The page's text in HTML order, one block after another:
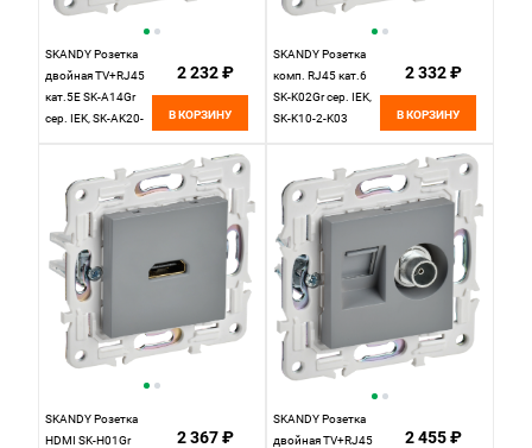
SKANDY Розетка
двойная TV+RJ45
кат.5E SK-A14Gr
сер. IEK, SK-AK20-
2 232 ₽
В КОРЗИНУ
SKANDY Розетка
комп. RJ45 кат.6
SK-K02Gr сер. IEK,
SK-K10-2-K03
2 332 ₽
В КОРЗИНУ
SKANDY Розетка
HDMI SK-H01Gr
2 367 ₽
SKANDY Розетка
двойная TV+RJ45
2 455 ₽